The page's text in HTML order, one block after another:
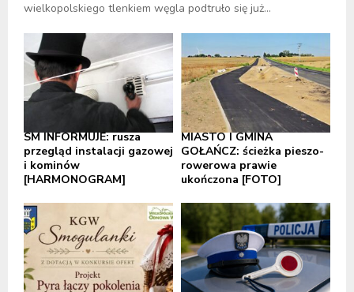
wielkopolskiego tlenkiem węgla podtruło się już...
SM INFORMUJE: rusza
przegląd instalacji gazowej
i kominów
[HARMONOGRAM]
MIASTO I GMINA
GOŁAŃCZ: ścieżka pieszo-
rowerowa prawie
ukończona [FOTO]